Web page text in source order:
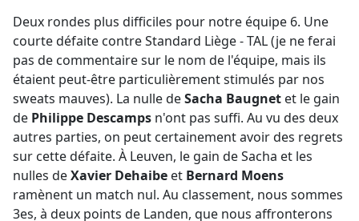
Deux rondes plus difficiles pour notre équipe 6. Une
courte défaite contre Standard Liège - TAL (je ne ferai
pas de commentaire sur le nom de l'équipe, mais ils
étaient peut-être particulièrement stimulés par nos
sweats mauves). La nulle deSacha Baugnet et le gain
de Philippe Descamps n'ont pas suffi. Au vu des deux
autres parties, on peut certainement avoir des regrets
sur cette défaite. À Leuven, le gain de Sacha et les
nulles deXavier Dehaibe et Bernard Moens
ramènent un match nul. Au classement, nous sommes
3es, à deux points de Landen, que nous affronterons